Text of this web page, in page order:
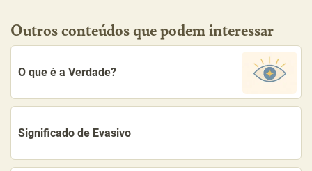
Outros conteúdos que podem interessar
O que é a Verdade?
Significado de Evasivo